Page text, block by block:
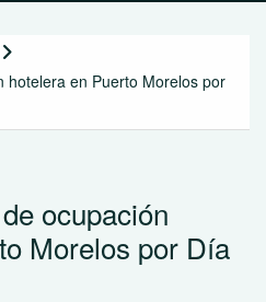
hotelera en Puerto Morelos por
ocupación
Morelos por Día